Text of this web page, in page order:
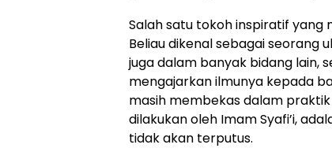
Salah satu tokoh inspiratif yang
Beliau dikenal sebagai seorang
juga dalam banyak bidang lain,
mengajarkan ilmunya kepada
masih membekas dalam
dilakukan oleh Imam Syafi’i,
tidak akan terputus.